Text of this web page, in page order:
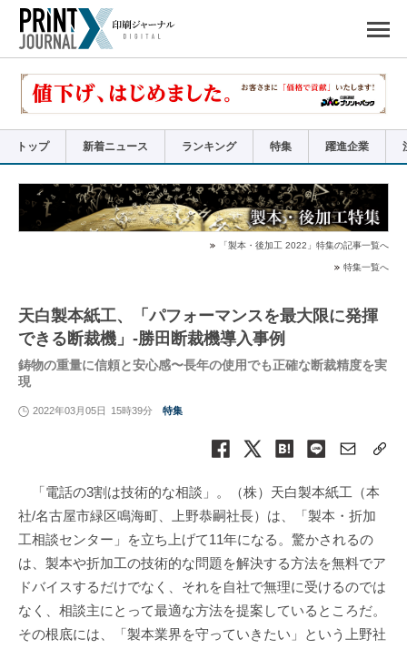
で
リ
トップ 新着ニュース ランキング 特集 躍進企業
「製本・後加工 2022」特集の記事一覧へ
特集一覧へ
天白製本紙工、「パフォーマンスを最大限に発揮
できる断裁機」-勝田断裁機導入事例
鋳物の重量に信頼と安心感〜長年の使用でも正確な断裁精度を実
現
2022年03月05日 15時39分 特集
「電話の3割は技術的な相談」。（株）天白製本紙工（本
社/名古屋市緑区鳴海町、上野恭嗣社長）は、「製本・折加
工相談センター」を立ち上げて11年になる。驚かされるの
は、製本や折加工の技術的な問題を解決する方法を無料でア
ドバイスするだけでなく、それを自社で無理に受けるのでは
なく、相談主にとって最適な方法を提案しているところだ。
その根底には、「製本業界を守っていきたい」という上野社